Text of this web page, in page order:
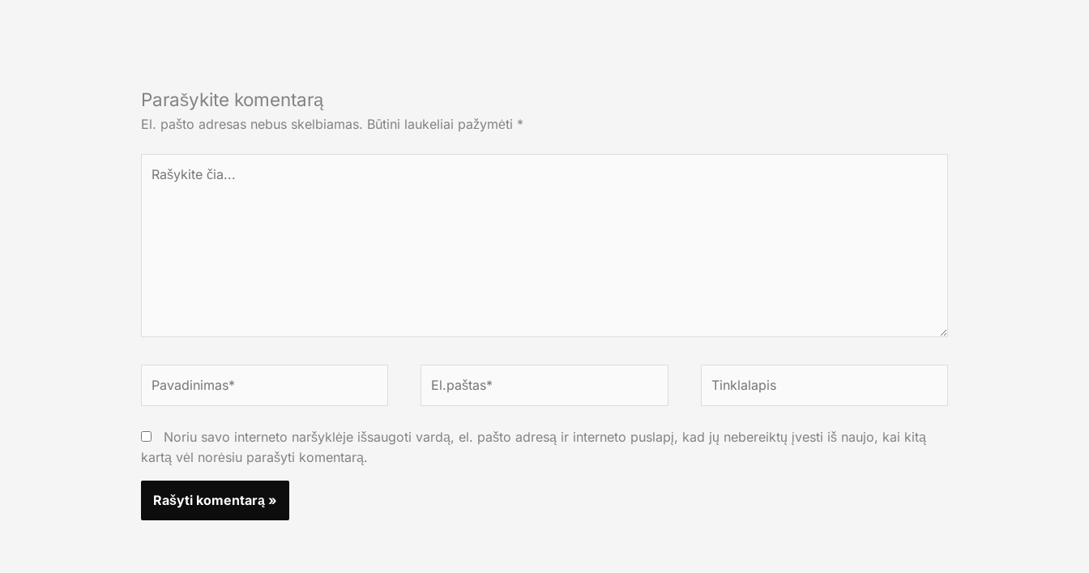
Parašykite komentarą
El. pašto adresas nebus skelbiamas. Būtini laukeliai pažymėti *
čia...
Noriu savo interneto naršyklėje išsaugoti vardą, el. pašto adresą ir interneto puslapį, kad jų nebereiktų įvesti iš naujo, kai kitą
kartą vėl norėsiu parašyti komentarą.